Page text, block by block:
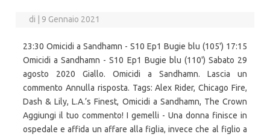
di 9 Gennaio 2021
23:30 Omicidi a Sandhamn - S10 Ep1 Bugie blu (105') 17:15
Omicidi a Sandhamn - S10 Ep1 Bugie blu (110') Sabato 29
agosto 2020 Giallo. Omicidi a Sandhamn. Lascia un
commento Annulla risposta. Tags: Alex Rider, Chicago Fire,
Dash & Lily, L.A.’s Finest, Omicidi a Sandhamn, The Crown
Aggiungi il tuo commento! I gemelli - Una donna finisce in
ospedale e affida un affare alla figlia, invece che al figlio a